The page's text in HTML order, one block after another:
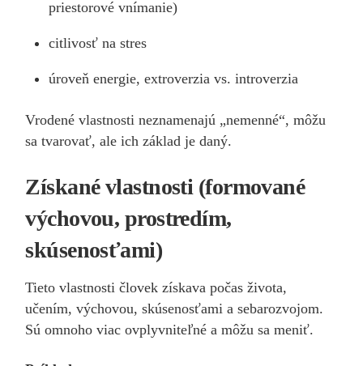
priestorové vnímanie)
citlivosť na stres
úroveň energie, extroverzia vs. introverzia
Vrodené vlastnosti neznamenajú „nemenné“, môžu
sa tvarovať, ale ich základ je daný.
Získané vlastnosti (formované
výchovou, prostredím,
skúsenosťami)
Tieto vlastnosti človek získava počas života,
učením, výchovou, skúsenosťami a sebarozvojom.
Sú omnoho viac ovplyvniteľné a môžu sa meniť.